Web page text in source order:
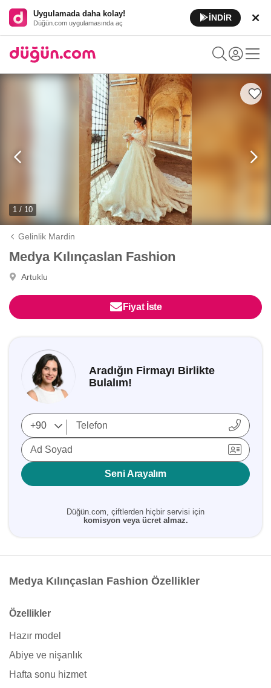
Uygulamada daha kolay!
Düğün.com uygulamasında aç
İNDİR
1 / 10
Gelinlik Mardin
Medya Kılınçaslan Fashion
Artuklu
Fiyat İste
Aradığın Firmayı Birlikte
Bulalım!
Ad Soyad
Seni Arayalım
Düğün.com, çiftlerden hiçbir servisi için
komisyon veya ücret almaz.
Medya Kılınçaslan Fashion Özellikler
Özellikler
Hazır model
Abiye ve nişanlık
Hafta sonu hizmet